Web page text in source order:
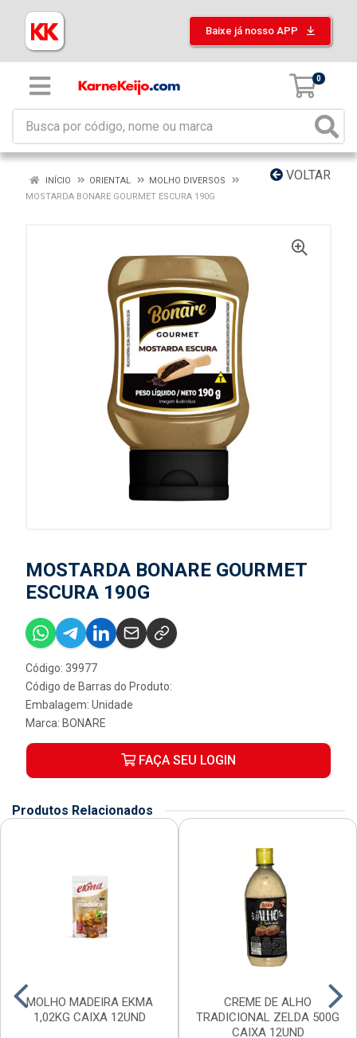
Baixe já nosso APP
0
VOLTAR
INÍCIO ORIENTAL
MOLHO DIVERSOS
MOSTARDA BONARE GOURMET ESCURA 190G
MOSTARDA BONARE GOURMET
ESCURA 190G
Código: 39977
Código de Barras do Produto:
Embalagem: Unidade
Marca: BONARE
FAÇA SEU LOGIN
Produtos Relacionados
MOLHO MADEIRA EKMA
1,02KG CAIXA 12UND
CREME DE ALHO
TRADICIONAL ZELDA 500G
CAIXA 12UND